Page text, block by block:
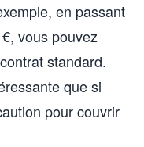
en passant
vous pouvez
standard.
que si
pour couvrir